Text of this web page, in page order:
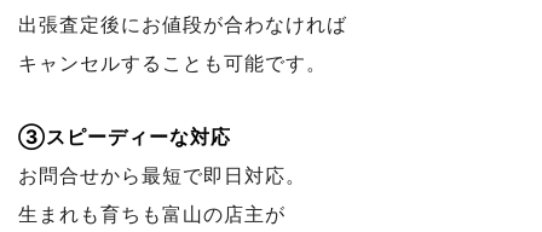
出張査定後にお値段が合わなければ
キャンセルすることも可能です。
③スピーディーな対応
お問合せから最短で即日対応。
生まれも育ちも富山の店主が